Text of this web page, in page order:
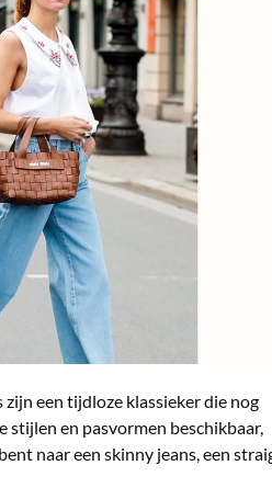
zijn een tijdloze klassieker die nog
stijlen en pasvormen beschikbaar,
naar een skinny jeans, een